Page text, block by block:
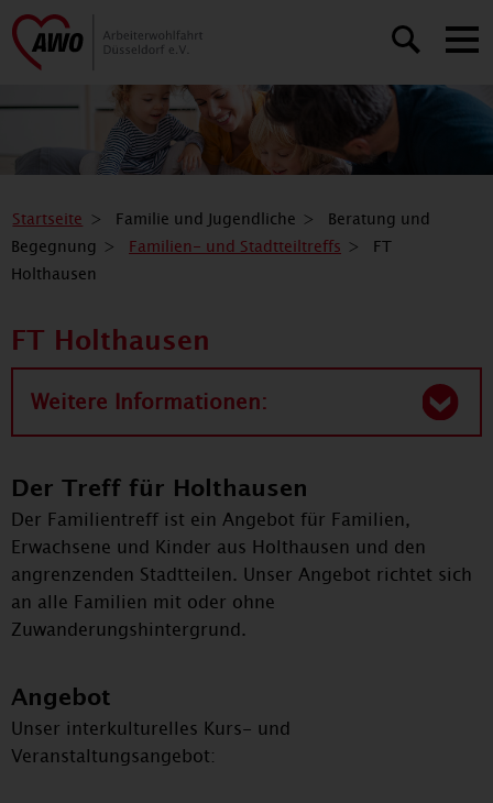
Startseite Familie und Jugendliche
Beratung und
Begegnung
Familien- und Stadtteiltreffs
FT
Holthausen
FT Holthausen
Weitere Informationen:
Der Treff für Holthausen
Der Familientreff ist ein Angebot für Familien,
Erwachsene und Kinder aus Holthausen und den
angrenzenden Stadtteilen. Unser Angebot richtet sich
an alle Familien mit oder ohne
Zuwanderungshintergrund.
Angebot
Unser interkulturelles Kurs- und
Veranstaltungsangebot: